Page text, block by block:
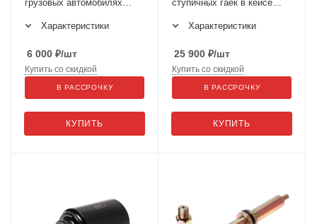
грузовых автомобилях
Характеристики
6 000 ₽/шт
КУПИТЬ
Купить со скидкой
В РАССРОЧКУ
ступичных гаек в кейсе
Характеристики
25 900 ₽/шт
КУПИТЬ
Купить со скидкой
В РАССРОЧКУ